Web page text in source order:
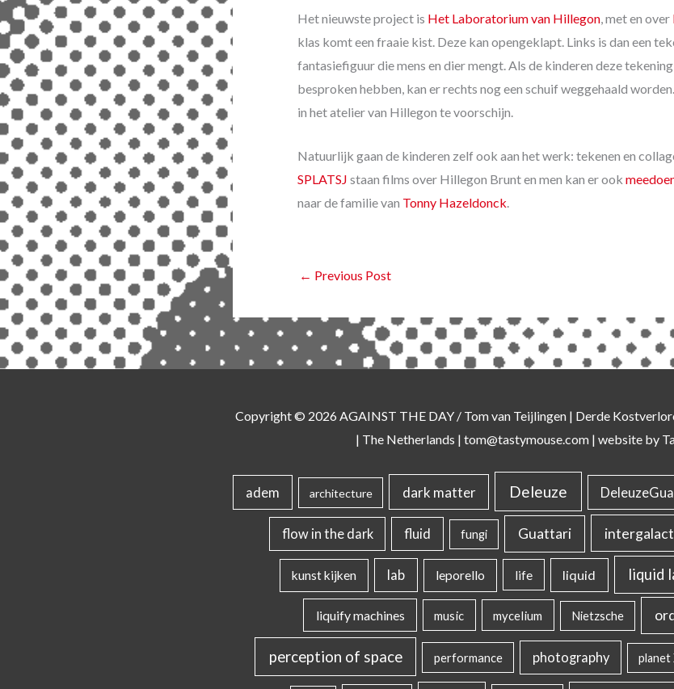
Het nieuwste project is Het Laboratorium van Hillegon , met en over
klas komt een fraaie kist. Deze kan opengeklapt. Links is dan een
fantasiefiguur die mens en dier mengt. Als de kinderen deze
besproken hebben, kan er rechts nog een schuif weggehaald
in het atelier van Hillegon te voorschijn.
Natuurlijk gaan de kinderen zelf ook aan het werk: tekenen en
SPLATSJ staan films over Hillegon Brunt en men kan er ook
naar de familie van Tonny Hazeldonck.
← Previous Post
Copyright © 2026 AGAINST THE DAY / Tom van Teijlingen | Derde
| The Netherlands | tom@tastymouse.com| website by
adem architecture dark matter Deleuze
flow in the dark fluid fungi Guattari
kunst kijken lab leporello life liquid liquid
liquify machines music mycelium Nietzsche
perception of space performance photography planet